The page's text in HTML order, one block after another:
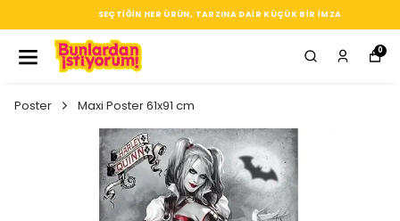
SEÇTIĞIN HER ÜRÜN, TARZINA DAIR KÜÇÜK BIR IMZA
0
Poster Maxi Poster 61x91 cm